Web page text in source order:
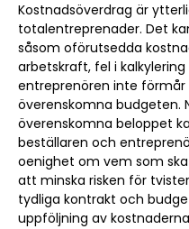
Kostnadsöverdrag är
totalentreprenader. Det
såsom oförutsedda
arbetskraft, fel i
entreprenören inte
överenskomna budgeten.
överenskomna beloppet
beställaren och
oenighet om vem som
att minska risken för
tydliga kontrakt och
uppföljning av